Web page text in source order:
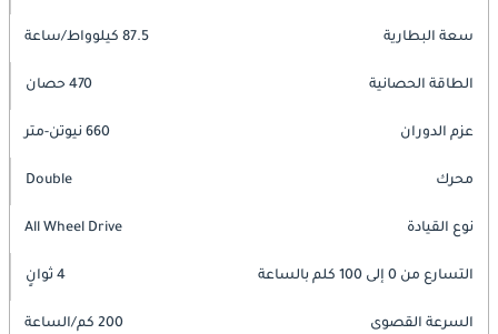
سعة البطارية 87.5 كيلوواط/ساعة
الطاقة الحصانية 470 حصان
عزم الدوران 660 نيوتن-متر
محرك Double
نوع القيادة All Wheel Drive
التسارع من 0 إلى 100 كلم بالساعة 4 ثوانٍ
السرعة القصوى 200 كم/الساعة